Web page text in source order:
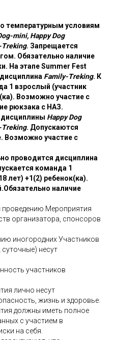
температурным условиям
mini, Happy Dog
Treking. Запрещается
Обязательно наличие
На этапе Summer Fest
Family-Treking. К
1 взрослый (участник
Возможно участие с
рюкзака с НАЗ.
дисциплины Happy Dog
Treking. Допускаются
Возможно участие с
проводится дисциплина
команда 1
лет) +1(2) ребенок(ка).
наличие
проведению Мероприятия
организатора, спонсоров
иногородних Участников
несут
участников
лично несут
жизнь и здоровье.
должны иметь полное
с участием в
на себя.